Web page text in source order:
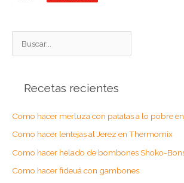
u
r
p
o
r
Recetas recientes
Como hacer merluza con patatas a lo pobre
Como hacer lentejas al Jerez en Thermomix
Como hacer helado de bombones Shoko-
Como hacer fideuá con gambones